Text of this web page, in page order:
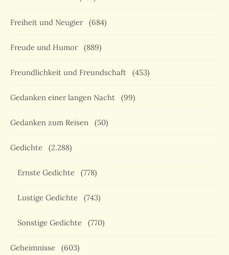
Freiheit und Neugier (684)
Freude und Humor (889)
Freundlichkeit und Freundschaft (453)
Gedanken einer langen Nacht (99)
Gedanken zum Reisen (50)
Gedichte (2.288)
Ernste Gedichte (778)
Lustige Gedichte (743)
Sonstige Gedichte (770)
Geheimnisse (603)